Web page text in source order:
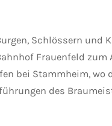
Schlössern und
Frauenfeld zum
bei Stammheim, wo
des